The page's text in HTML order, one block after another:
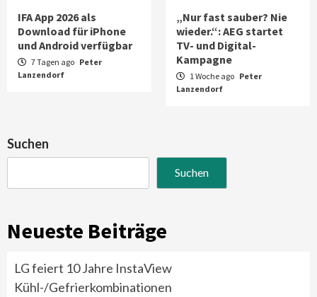
IFA App 2026 als
Download für iPhone
und Android verfügbar
7 Tagen ago Peter
Lanzendorf
„Nur fast sauber? Nie
wieder.“: AEG startet
TV- und Digital-
Kampagne
1 Woche ago Peter
Lanzendorf
Suchen
Suchen
Neueste Beiträge
LG feiert 10 Jahre InstaView
Kühl-/Gefrierkombinationen